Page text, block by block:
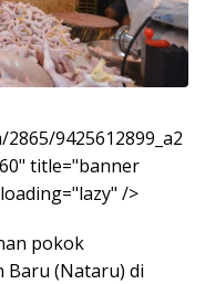
9425612899_a2
title="banner
/>
pokok
Baru (Nataru) di